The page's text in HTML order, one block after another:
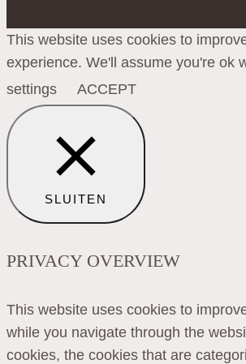
This website uses cookies to
experience. We'll assume you're ok
settings
ACCEPT
SLUITEN
PRIVACY OVERVIEW
This website uses cookies to
while you navigate through the
cookies, the cookies that are